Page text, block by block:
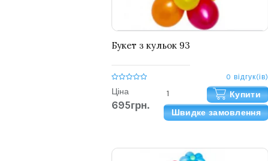
Букет з кульок 93
0 відгук(ів)
Ціна
695грн.
Купити
Швидке замовлення